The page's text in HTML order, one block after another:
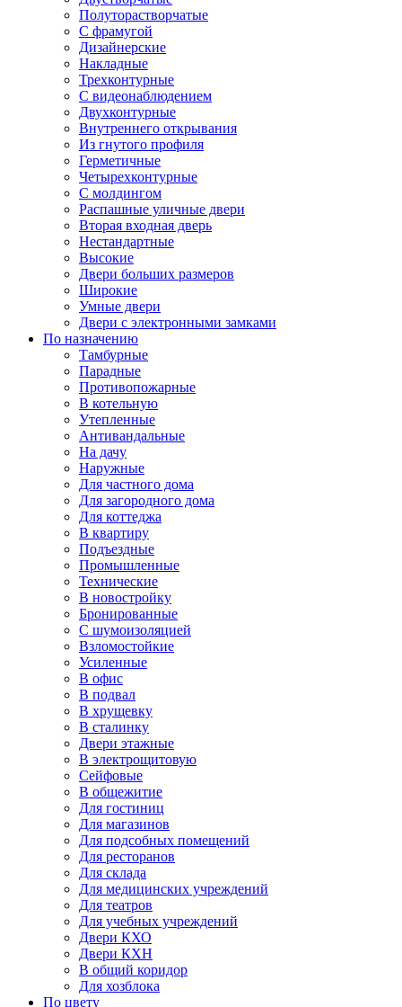
Полуторастворчатые
С фрамугой
Дизайнерские
Накладные
Трехконтурные
С видеонаблюдением
Двухконтурные
Внутреннего открывания
Из гнутого профиля
Герметичные
Четырехконтурные
С молдингом
Распашные уличные двери
Вторая входная дверь
Нестандартные
Высокие
Двери больших размеров
Широкие
Умные двери
Двери с электронными замками
По назначению
Тамбурные
Парадные
Противопожарные
В котельную
Утепленные
Антивандальные
На дачу
Наружные
Для частного дома
Для загородного дома
Для коттеджа
В квартиру
Подъездные
Промышленные
Технические
В новостройку
Бронированные
С шумоизоляцией
Взломостойкие
Усиленные
В офис
В подвал
В хрущевку
В сталинку
Двери этажные
В электрощитовую
Сейфовые
В общежитие
Для гостиниц
Для магазинов
Для подсобных помещений
Для ресторанов
Для склада
Для медицинских учреждений
Для театров
Для учебных учреждений
Двери КХО
Двери КХН
В общий коридор
Для хозблока
По цвету